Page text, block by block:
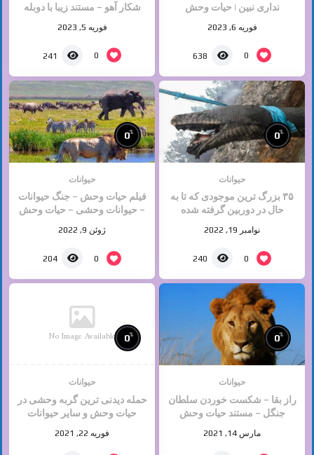
نداری نبین | حیات وحش
فوریه 6, 2023
0
638
شکار آهو – مستند زیبا با دوبله
فوریه 5, 2023
0
241
0%
حیوانات
۳۵ بزرگ ترین موجودی که تا به
حال در دوربین گرفته شده
نوامبر 19, 2022
0
240
0%
حیوانات
فیلم حیات وحش – جنگ حیوانات
– حیوانات وحشی – حیات وحش
ژوئن 9, 2022
0
204
0%
حیوانات
راز بقا – شکست خوردن سلطان
جنگل – مستند حیات وحش
مارس 14, 2021
No Image Available 0%
حیوانات
حمله دیدنی ترین گربه وحشی در
حیات وحش و سایر حیوانات
فوریه 22, 2021